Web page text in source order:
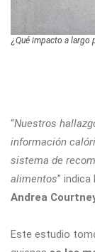
¿Qué impacto a largo
“Nuestros
información
sistema de
alimentos”
Andrea
Este estudio